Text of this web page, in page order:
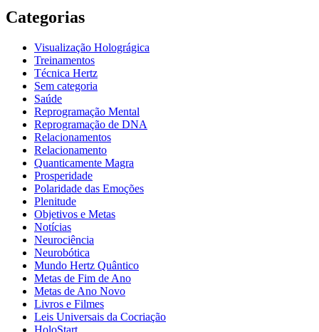
Categorias
Visualização Holográgica
Treinamentos
Técnica Hertz
Sem categoria
Saúde
Reprogramação Mental
Reprogramação de DNA
Relacionamentos
Relacionamento
Quanticamente Magra
Prosperidade
Polaridade das Emoções
Plenitude
Objetivos e Metas
Notícias
Neurociência
Neurobótica
Mundo Hertz Quântico
Metas de Fim de Ano
Metas de Ano Novo
Livros e Filmes
Leis Universais da Cocriação
HoloStart